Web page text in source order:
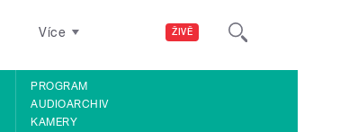
ŽIVĚ
Více
PROGRAM
AUDIOARCHIV
KAMERY